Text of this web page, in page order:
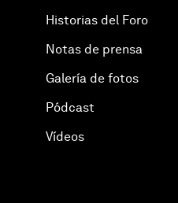
Historias del Foro
Notas de prensa
Galería de fotos
Pódcast
Vídeos